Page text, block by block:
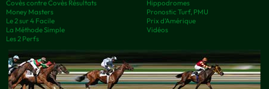
Covès contre Covès Résultats
Money Masters
Le 2 sur 4 Facile
La Méthode Simple
Les 2 Perfs
Hippodromes
Pronostic Turf, PMU
Prix d’Amérique
Vidéos